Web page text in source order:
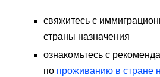
свяжитесь с
страны назначения
ознакомьтесь с
по проживанию в стране